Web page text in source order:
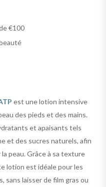
€100
est une lotion intensive
des pieds et des mains.
et apaisants tels
et des sucres naturels, afin
peau. Grâce à sa texture
lotion est idéale pour les
sans laisser de film gras ou